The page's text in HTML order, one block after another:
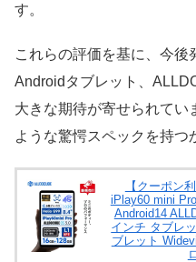
す。
これらの評価を基に、今後
Androidタブレット、
大きな期待が寄せられてい
ような驚愕スペックを持つ
【クーポン
iPlay60 mini
Android14
インチ タブレ
ブレット